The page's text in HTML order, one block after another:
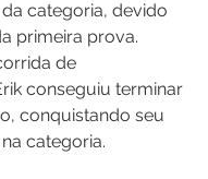
categoria, devido
primeira prova.
de
conseguiu terminar
conquistando seu
categoria.